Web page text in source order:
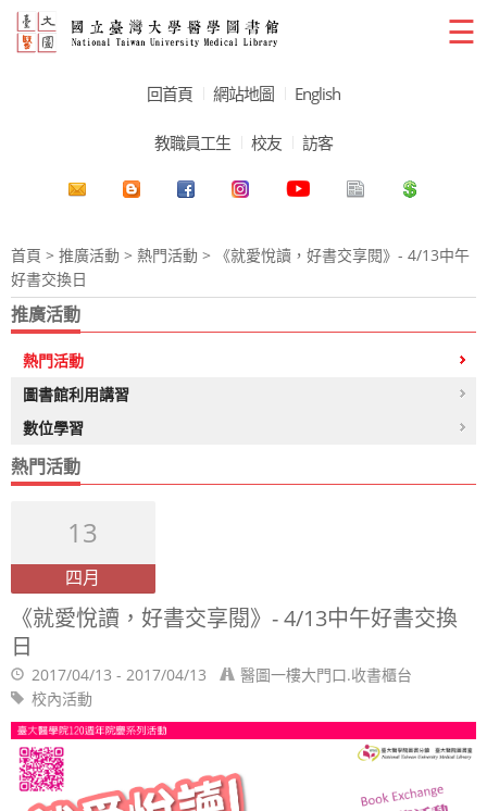
☰
回首頁 網站地圖 English
教職員工生 校友 訪客
首頁 > 推廣活動 > 熱門活動 > 《就愛悅讀，好書交享閱》- 4/13中午
好書交換日
推廣活動
熱門活動
圖書館利用講習
數位學習
熱門活動
13
四月
《就愛悅讀，好書交享閱》- 4/13中午好書交換
日
2017/04/13 - 2017/04/13
醫圖一樓大門口.收書櫃台
校內活動